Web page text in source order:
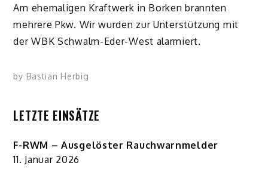
Am ehemaligen Kraftwerk in Borken brannten
mehrere Pkw. Wir wurden zur Unterstützung mit
der WBK Schwalm-Eder-West alarmiert.
by Bastian Herbig
LETZTE EINSÄTZE
F-RWM – Ausgelöster Rauchwarnmelder
11. Januar 2026